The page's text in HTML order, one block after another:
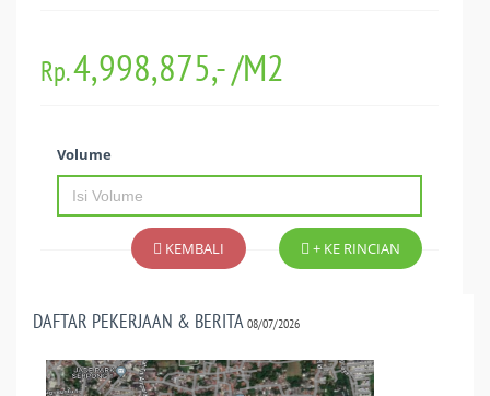
Rp.4,998,875,- /M2
Volume
+ KE RINCIAN
KEMBALI
DAFTAR PEKERJAAN & BERITA 08/07/2026